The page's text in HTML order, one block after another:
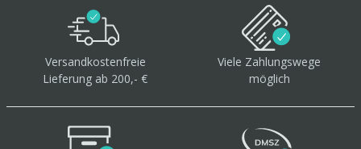
Versandkostenfreie
Lieferung ab 200,- €
Viele Zahlungswege
möglich